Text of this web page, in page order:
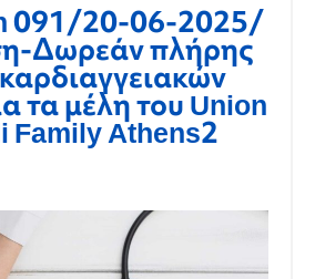
091/20-06-2025/
Δωρεάν πλήρης
τα μέλη του Union
Family Athens2